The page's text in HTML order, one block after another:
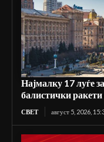
Најмалку 17 луѓе
балистички
СВЕТ август 5, 2026,